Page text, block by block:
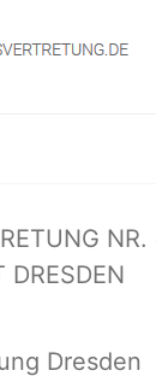
NR.
DRESDEN
Dresden